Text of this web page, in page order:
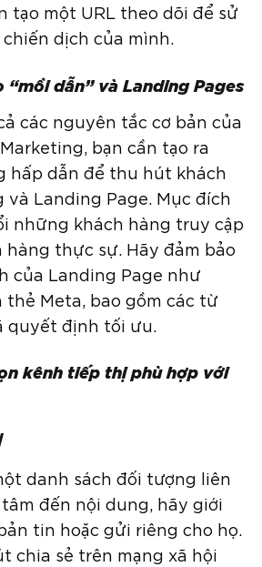
tạo một URL theo dõi để sử
dịch của mình.
“mồi dẫn” và Landing Pages
các nguyên tắc cơ bản của
bạn cần tạo ra
hấp dẫn để thu hút khách
Landing Page. Mục đích
những khách hàng truy cập
thực sự. Hãy đảm bảo
của Landing Page như
Meta, bao gồm các từ
quyết định tối ưu.
kênh tiếp thị phù hợp với
danh sách đối tượng liên
đến nội dung, hãy giới
tin hoặc gửi riêng cho họ.
chia sẻ trên mạng xã hội